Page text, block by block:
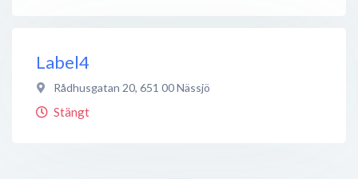
Label4
Rådhusgatan 20, 651 00Nässjö
Stängt